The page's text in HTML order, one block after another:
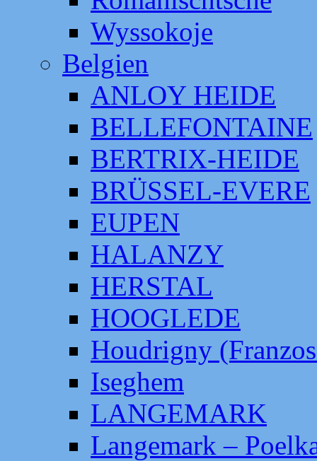
Wyssokoje
Belgien
ANLOY HEIDE
BELLEFONTAINE
BERTRIX-HEIDE
BRÜSSEL-EVERE
EUPEN
HALANZY
HERSTAL
HOOGLEDE
Houdrigny
Iseghem
LANGEMARK
Langemark –